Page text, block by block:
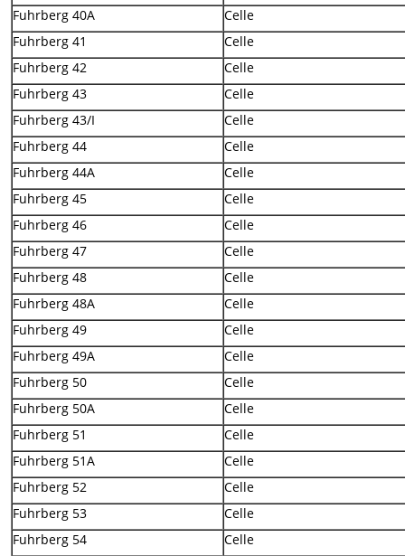
Fuhrberg 40A
Celle
Fuhrberg 41
Celle
Fuhrberg 42
Celle
Fuhrberg 43
Celle
Fuhrberg 43/I
Celle
Fuhrberg 44
Celle
Fuhrberg 44A
Celle
Fuhrberg 45
Celle
Fuhrberg 46
Celle
Fuhrberg 47
Celle
Fuhrberg 48
Celle
Fuhrberg 48A
Celle
Fuhrberg 49
Celle
Fuhrberg 49A
Celle
Fuhrberg 50
Celle
Fuhrberg 50A
Celle
Fuhrberg 51
Celle
Fuhrberg 51A
Celle
Fuhrberg 52
Celle
Fuhrberg 53
Celle
Fuhrberg 54
Celle